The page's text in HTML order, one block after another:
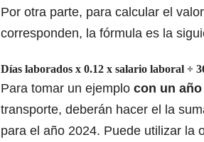
Por otra parte, para calcular el
corresponden, la fórmula es la
Días laborados x 0.12 x salario laboral ÷
Para tomar un ejemplo con un
transporte, deberán hacer el la
para el año 2024. Puede utilizar la